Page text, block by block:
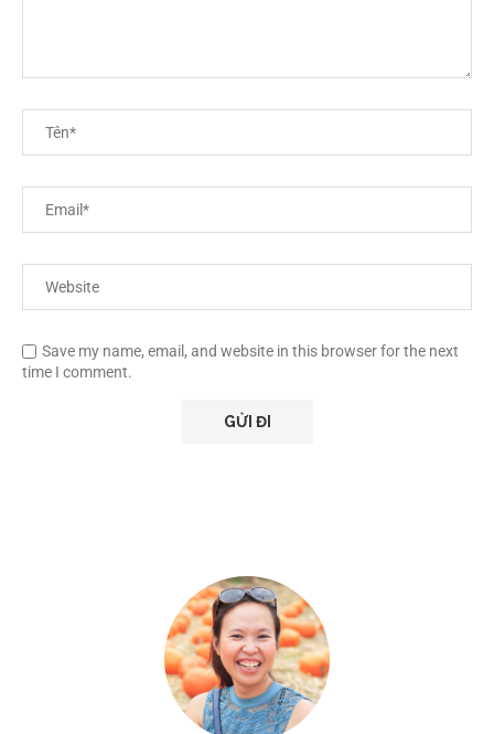
Save my name, email, and website in this browser for the next
time I comment.